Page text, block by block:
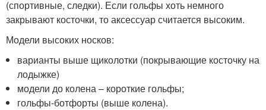
(спортивные, следки). Если гольфы хоть немного
закрывают косточки, то аксессуар считается высоким.
Модели высоких носков:
варианты выше щиколотки (покрывающие косточку на
лодыжке)
модели до колена – короткие гольфы;
гольфы-ботфорты (выше колена).